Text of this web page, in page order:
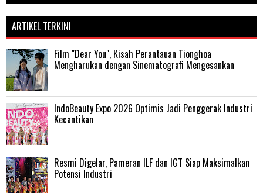
ARTIKEL TERKINI
Film "Dear You", Kisah Perantauan Tionghoa
Mengharukan dengan Sinematografi Mengesankan
IndoBeauty Expo 2026 Optimis Jadi Penggerak Industri
Kecantikan
Resmi Digelar, Pameran ILF dan IGT Siap Maksimalkan
Potensi Industri